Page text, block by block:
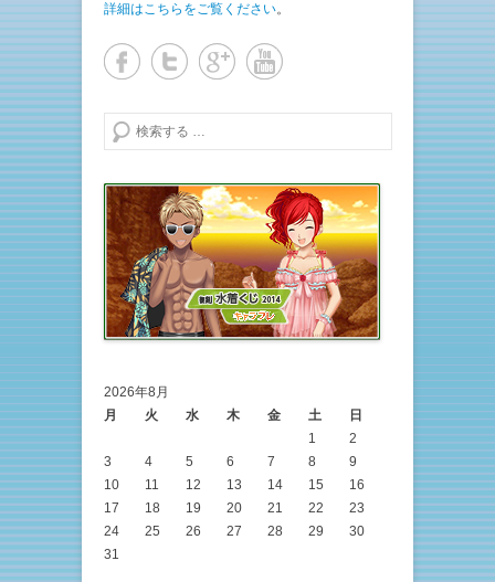
詳細はこちらをご覧ください。
検索する
2026年8月
月
火 水 木 金 土
日
1
2
3
4 5 6 7 8
9
10
11 12 13 14 15
16
17
18 19 20 21 22
23
24
25 26 27 28 29
30
31